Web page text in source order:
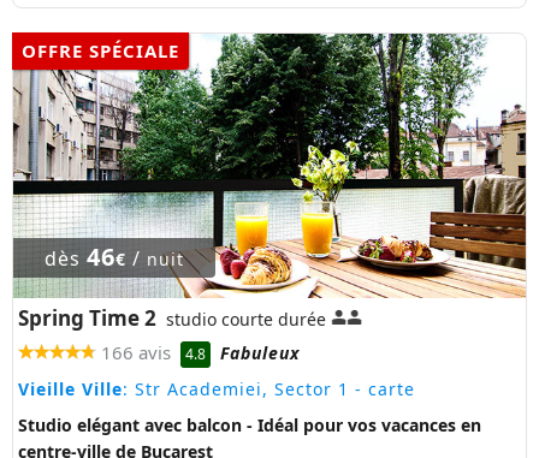
OFFRE SPÉCIALE
dès 46€ / nuit
Spring Time 2 studio courte durée
166 avis 4.8
Fabuleux
Vieille Ville: Str Academiei, Sector 1 - carte
Studio elégant avec balcon - Idéal pour vos vacances en
centre-ville de Bucarest